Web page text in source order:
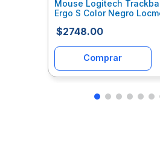
Mouse Logitech
Ergo S Color Negro
$2748.00
Comprar